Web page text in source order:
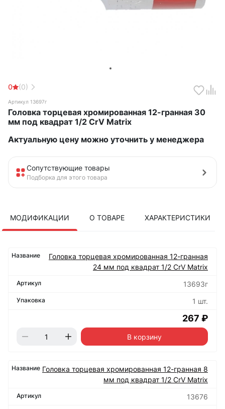
0 (0)
Артикул 13697г
Головка торцевая хромированная 12-гранная 30
мм под квадрат 1/2 CrV Matrix
Актуальную цену можно уточнить у менеджера
Сопутствующие товары
Подборка для этого товара
МОДИФИКАЦИИ О ТОВАРЕ ХАРАКТЕРИСТИКИ
Головка торцевая хромированная 12-гранная
24 мм под квадрат 1/2 CrV Matrix
13693г
1 шт.
267 ₽
В корзину
Головка торцевая хромированная 12-гранная 8
мм под квадрат 1/2 CrV Matrix
13676